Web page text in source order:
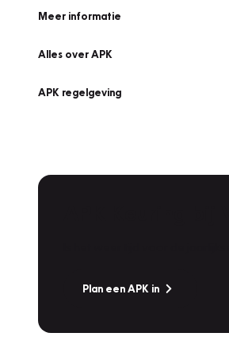
Meer informatie
Alles over APK
APK regelgeving
Plan een APK in